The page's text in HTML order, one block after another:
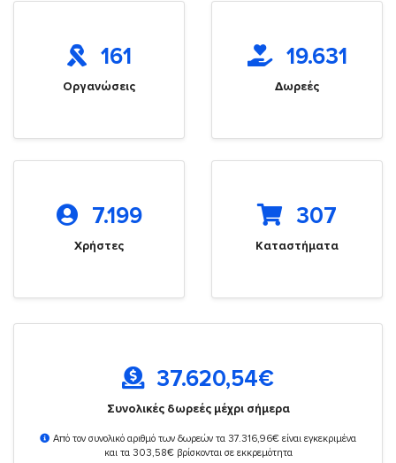
161
Οργανώσεις
19.631
Δωρεές
7.199
Χρήστες
307
Καταστήματα
37.620,54€
Συνολικές δωρεές μέχρι σήμερα
Από τον συνολικό αριθμό των δωρεών τα 37.316,96€ είναι εγκεκριμένα
και τα 303,58€ βρίσκονται σε εκκρεμότητα